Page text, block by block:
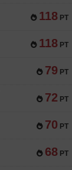
118 PT
118 PT
79 PT
72 PT
70 PT
68 PT